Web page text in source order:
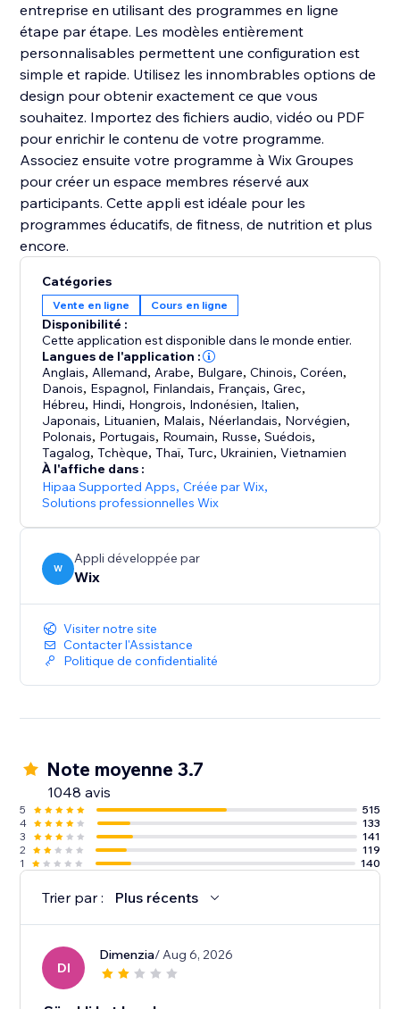
entreprise en utilisant des programmes en ligne
étape par étape. Les modèles entièrement
personnalisables permettent une configuration est
simple et rapide. Utilisez les innombrables options de
design pour obtenir exactement ce que vous
souhaitez. Importez des fichiers audio, vidéo ou PDF
pour enrichir le contenu de votre programme.
Associez ensuite votre programme à Wix Groupes
pour créer un espace membres réservé aux
participants. Cette appli est idéale pour les
programmes éducatifs, de fitness, de nutrition et plus
encore.
Catégories
Vente en ligne Cours en ligne
Disponibilité :
Cette application est disponible dans le monde entier.
Langues de l'application :
Anglais, Allemand, Arabe, Bulgare,Chinois,Coréen,
Danois, Espagnol, Finlandais, Français,Grec,
Hébreu, Hindi, Hongrois, Indonésien, Italien,
Japonais, Lituanien, Malais, Néerlandais, Norvégien,
Polonais, Portugais, Roumain, Russe,Suédois,
Tagalog,Tchèque,Thaï,Turc,Ukrainien,Vietnamien
À l'affiche dans :
Hipaa Supported Apps,Créée par Wix,
Solutions professionnelles Wix
W
Appli développée par
Wix
Visiter notre site
Contacter l'Assistance
Politique de confidentialité
Note moyenne 3.7
1048 avis
5
515
4
133
3
141
2
119
1
140
Trier par : Plus récents
DI
Dimenzia/ Aug 6, 2026